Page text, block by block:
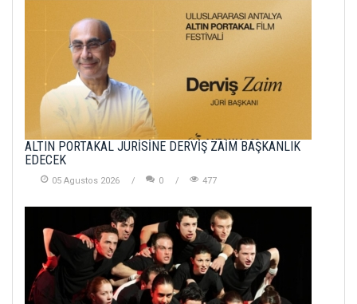
ALTIN PORTAKAL JÜRİSİNE DERVİŞ ZAİM BAŞKANLIK
EDECEK
05 Agustos 2026 0 477